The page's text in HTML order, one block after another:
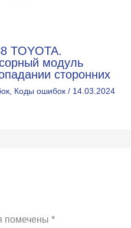
TOYOTA.
модуль
сторонних
, Коды ошибок/ 14.03.2024
помечены *